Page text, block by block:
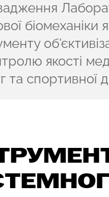
біомеханіки
якості
та спортивної